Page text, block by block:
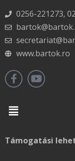
0256-221273,
www.bartok.ro
Menu
Támogatási